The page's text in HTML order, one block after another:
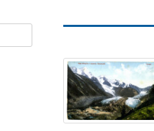
Алтай
в
начале
XX